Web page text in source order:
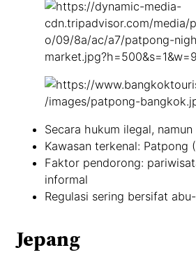
Secara hukum ilegal, namun
Kawasan terkenal: Patpong
Faktor pendorong:
informal
Regulasi sering bersifat
Jepang